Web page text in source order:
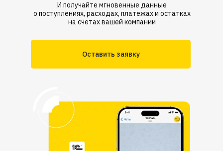
И получайте мгновенные данные
о поступлениях, расходах, платежах и остатках
на счетах вашей компании
Оставить заявку